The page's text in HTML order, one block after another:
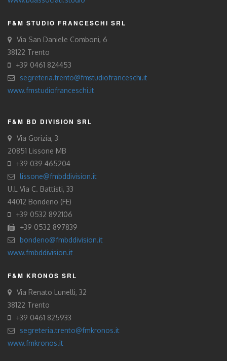
F&M STUDIO FRANCESCHI SRL
Via San Daniele Comboni, 6
38122 Trento
+39 0461 824453
segreteria.trento@fmstudiofranceschi.it
www.fmstudiofranceschi.it
F&M BD DIVISION SRL
Via Gorizia, 3
20851 Lissone MB
+39 039 465204
lissone@fmbddivision.it
U.L Via C. Battisti, 33
44012 Bondeno (FE)
+39 0532 892106
+39 0532 897839
bondeno@fmbddivision.it
www.fmbddivision.it
F&M KRONOS SRL
Via Renato Lunelli, 32
38122 Trento
+39 0461 825933
segreteria.trento@fmkronos.it
www.fmkronos.it